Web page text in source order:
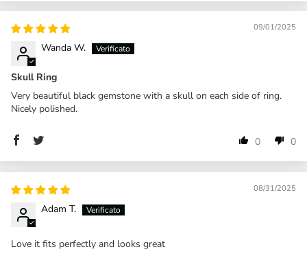
09/01/2025
Wanda W.
Skull Ring
Very beautiful black gemstone with a skull on each side of ring.
Nicely polished.
0 0
08/31/2025
Adam T.
Love it fits perfectly and looks great